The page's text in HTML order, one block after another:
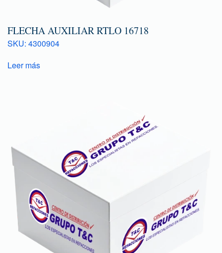
FLECHA AUXILIAR RTLO 16718
SKU: 4300904
Leer más